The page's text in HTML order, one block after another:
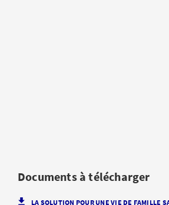
Documents à télécharger
LA SOLUTION POUR UNE VIE DE FAMILLE